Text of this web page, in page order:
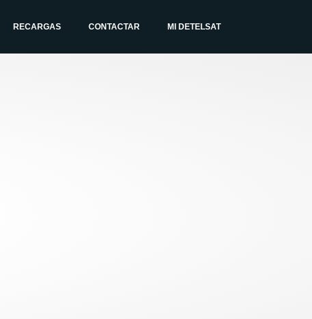
RECARGAS CONTACTAR MI DETELSAT